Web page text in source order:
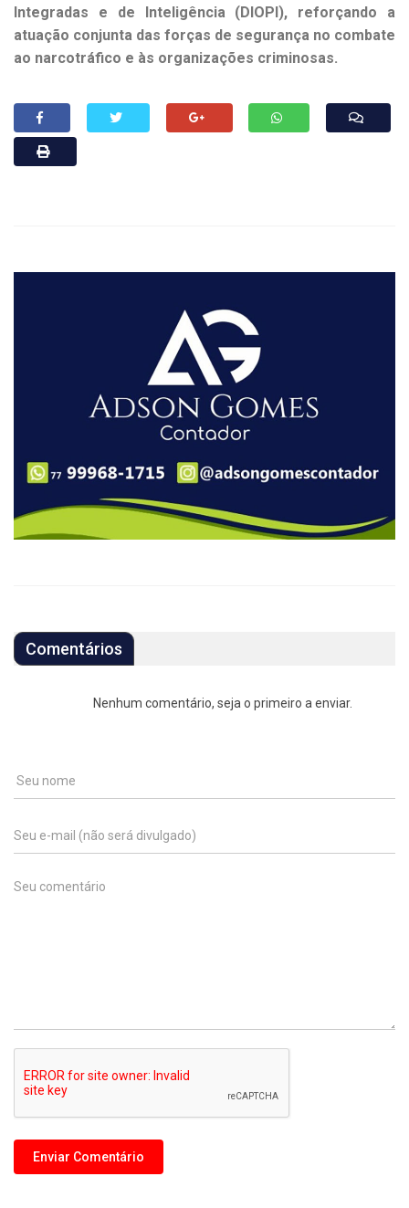
Integradas e de Inteligência (DIOPI), reforçando a
atuação conjunta das forças de segurança no combate
ao narcotráfico e às organizações criminosas.
Comentários
Nenhum comentário, seja o primeiro a enviar.